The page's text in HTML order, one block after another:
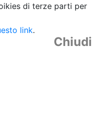
di terze parti per
link.
Chiudi